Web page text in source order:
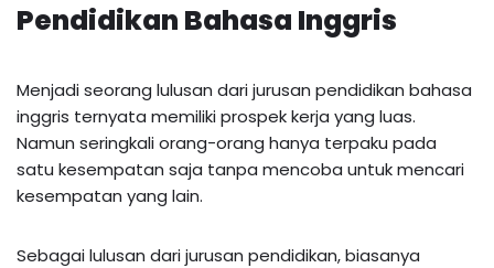
Pendidikan Bahasa Inggris
Menjadi seorang lulusan dari jurusan pendidikan bahasa
inggris ternyata memiliki prospek kerja yang luas.
Namun seringkali orang-orang hanya terpaku pada
satu kesempatan saja tanpa mencoba untuk mencari
kesempatan yang lain.
Sebagai lulusan dari jurusan pendidikan, biasanya